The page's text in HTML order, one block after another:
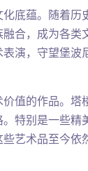
底蕴。随着
合，成为各
演，守望堡波
值的作品。
特别是一些精
艺术品至今